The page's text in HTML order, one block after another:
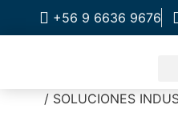
+56 9 6636 9676
/ SOLUCIONES